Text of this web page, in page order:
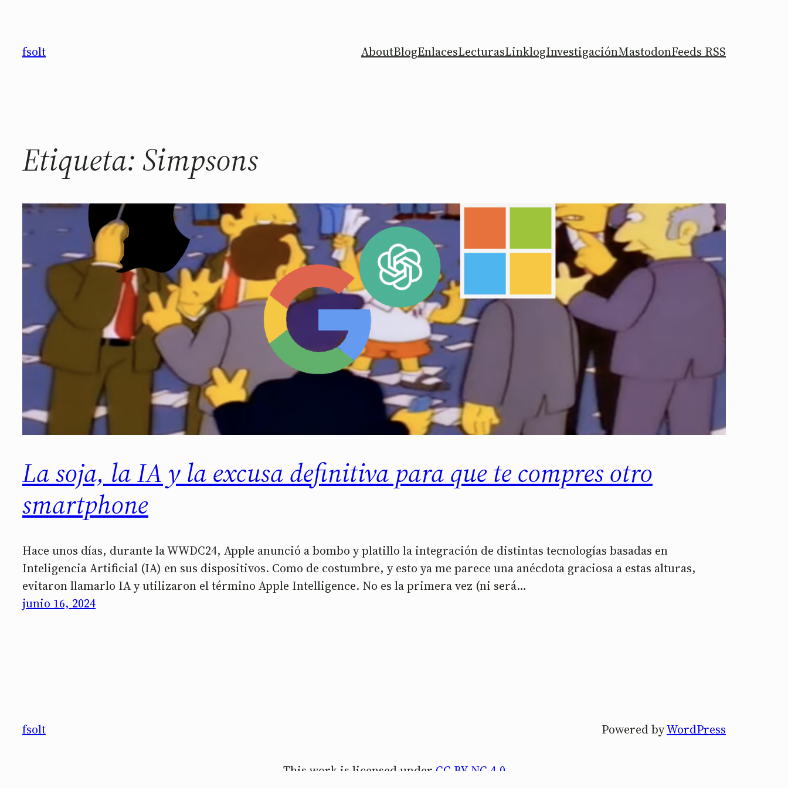
contenido
fsolt AboutBlogEnlacesLecturasLinklogInvestigaciónMastodonFeeds RSS
Etiqueta:Simpsons
La soja, la IA y la excusa definitiva para que te compres otro
smartphone
Hace unos días, durante la WWDC24, Apple anunció a bombo y platillo la integración de distintas tecnologías basadas en
Inteligencia Artificial (IA) en sus dispositivos. Como de costumbre, y esto ya me parece una anécdota graciosa a estas alturas,
evitaron llamarlo IA y utilizaron el término Apple Intelligence. No es la primera vez (ni será…
junio 16, 2024
fsolt Powered byWordPress
This work is licensed under CC BY-NC 4.0